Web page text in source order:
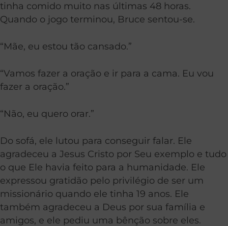
tinha comido muito nas últimas 48 horas.
Quando o jogo terminou, Bruce sentou-se.
“Mãe, eu estou tão cansado.”
“Vamos fazer a oração e ir para a cama. Eu vou
fazer a oração.”
“Não, eu quero orar.”
Do sofá, ele lutou para conseguir falar. Ele
agradeceu a Jesus Cristo por Seu exemplo e tudo
o que Ele havia feito para a humanidade. Ele
expressou gratidão pelo privilégio de ser um
missionário quando ele tinha 19 anos. Ele
também agradeceu a Deus por sua família e
amigos, e ele pediu uma bênção sobre eles.